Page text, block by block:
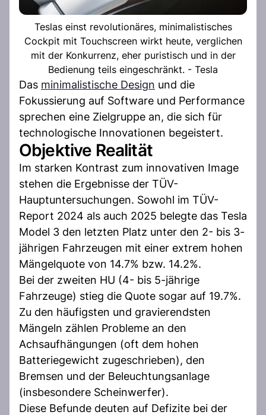
Teslas einst revolutionäres, minimalistisches
Cockpit mit Touchscreen wirkt heute, verglichen
mit der Konkurrenz, eher puristisch und in der
Bedienung teils eingeschränkt. - Tesla
Das minimalistische Design und die
Fokussierung auf Software und Performance
sprechen eine Zielgruppe an, die sich für
technologische Innovationen begeistert.
Objektive Realität
Im starken Kontrast zum innovativen Image
stehen die Ergebnisse der TÜV-
Hauptuntersuchungen. Sowohl im TÜV-
Report 2024 als auch 2025 belegte das Tesla
Model 3 den letzten Platz unter den 2- bis 3-
jährigen Fahrzeugen mit einer extrem hohen
Mängelquote von 14.7% bzw. 14.2%.
Bei der zweiten HU (4- bis 5-jährige
Fahrzeuge) stieg die Quote sogar auf 19.7%.
Zu den häufigsten und gravierendsten
Mängeln zählen Probleme an den
Achsaufhängungen (oft dem hohen
Batteriegewicht zugeschrieben), den
Bremsen und der Beleuchtungsanlage
(insbesondere Scheinwerfer).
Diese Befunde deuten auf Defizite bei der